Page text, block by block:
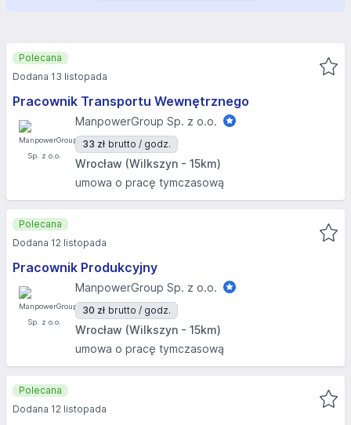
Pracownik Transportu Wewnętrznego
ManpowerGroup Sp. z o.o.
33 zł brutto / godz.
Wrocław (Wilkszyn - 15km)
umowa o pracę tymczasową
Polecana
Dodana 13 listopada
Pracownik Produkcyjny
ManpowerGroup Sp. z o.o.
30 zł brutto / godz.
Wrocław (Wilkszyn - 15km)
umowa o pracę tymczasową
Polecana
Dodana 12 listopada
Polecana
Dodana 12 listopada